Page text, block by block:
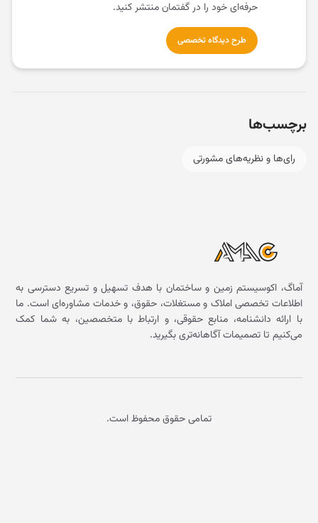
حرفه‌ای خود را در گفتمان منتشر کنید.
طرح دیدگاه تخصصی
برچسب‌ها
رای‌ها و نظریه‌های مشورتی
آماگ، اکوسیستم زمین و ساختمان با هدف تسهیل و تسریع دسترسی به
اطلاعات تخصصی املاک و مستغلات، حقوق، و خدمات مشاوره‌ای است. ما
با ارائه دانشنامه، منابع حقوقی، و ارتباط با متخصصین، به شما کمک
می‌کنیم تا تصمیمات آگاهانه‌تری بگیرید.
تمامی حقوق محفوظ است.